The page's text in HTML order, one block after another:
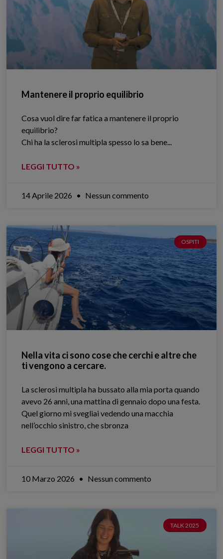
Mantenere il proprio equilibrio
Cosa vuol dire far fatica a mantenere il proprio
equilibrio?
Chi ha la sclerosi multipla spesso lo sa bene.​..
LEGGI TUTTO »
14 Aprile 2026 Nessun commento
OSPITI
Nella vita ci sono cose che cerchi e altre che
ti vengono a cercare.
La sclerosi multipla ha bussato alla mia porta quando
avevo 26 anni, una mattina di gennaio dopo una festa.
Quel giorno mi svegliai vedendo una macchia
nell’occhio sinistro, che sbronza
LEGGI TUTTO »
10 Marzo 2026 Nessun commento
TALK 2025